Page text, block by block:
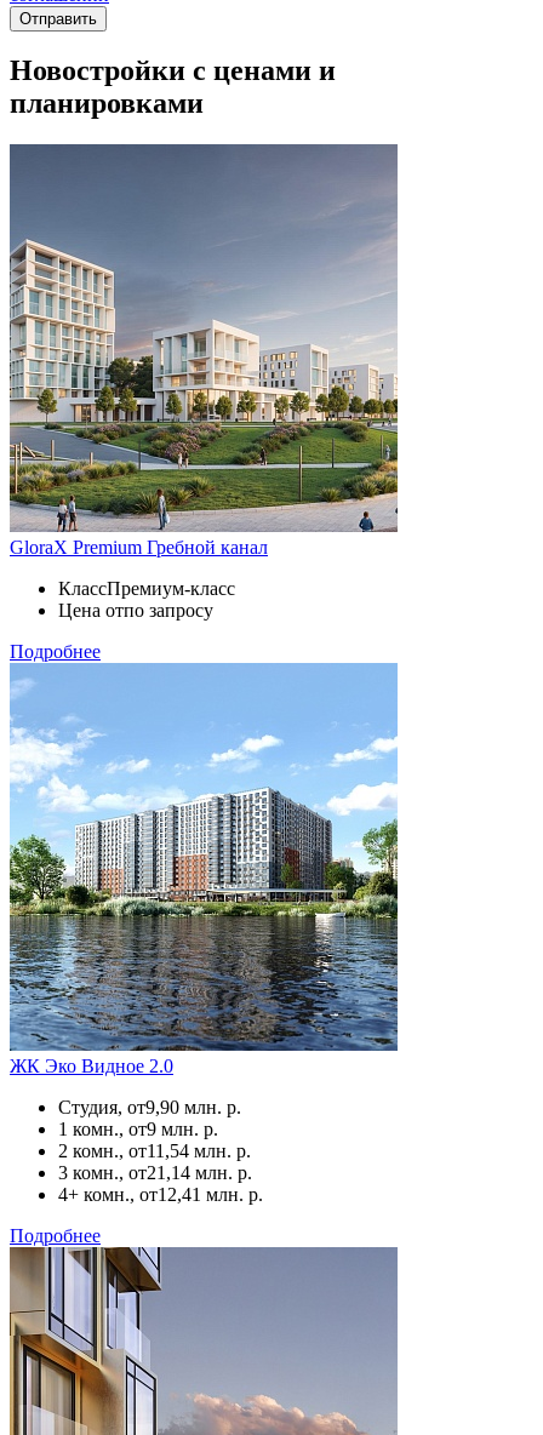
Новостройки с ценами и
планировками
GloraX Premium Гребной канал
КлассПремиум-класс
Цена отпо запросу
Подробнее
ЖК Эко Видное 2.0
Студия, от9,90 млн. р.
1 комн., от9 млн. р.
2 комн., от11,54 млн. р.
3 комн., от21,14 млн. р.
4+ комн., от12,41 млн. р.
Подробнее